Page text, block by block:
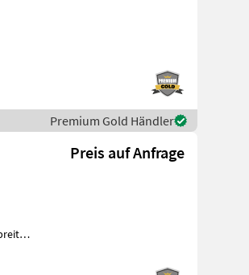
Premium Gold Händler
Preis auf Anfrage